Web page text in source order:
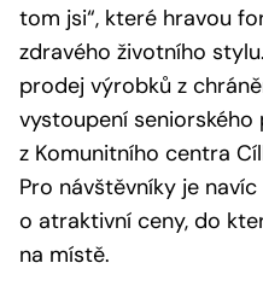
tom jsi“, které hravou
zdravého životního
prodej výrobků z
vystoupení seniorského
z Komunitního centra
Pro návštěvníky je
o atraktivní ceny, do
na místě.